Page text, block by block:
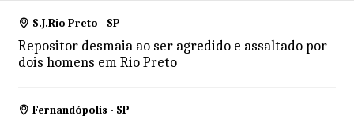
S.J.Rio Preto - SP
Repositor desmaia ao ser agredido e assaltado por
dois homens em Rio Preto
Fernandópolis - SP